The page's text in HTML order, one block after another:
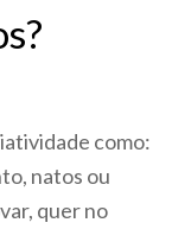
como:
natos ou
quer no